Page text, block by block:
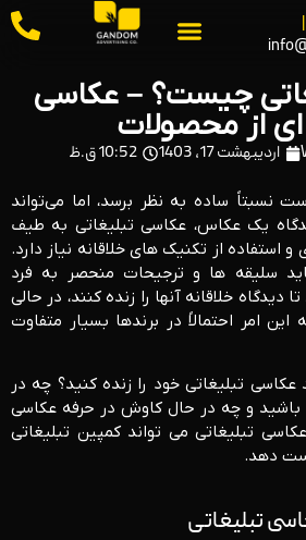
چیست؟ – عکاسی
از محصولات
اردیبهشت 17, 1403
10:52 ق.ظ
نسبتاً ساده به نظر برسد، اما می‌تواند
یک عکاس، عکاسی تبلیغاتی به طیف
از تکنیک های خلاقانه نیاز دارد.
سلیقه ها و ترجیحات منحصر به فرد
دیدگاه خلاقانه آنها را زنده کنند، در حالی
امر احتمالاً در برندها بسیار متفاوت
عکاسی تبلیغاتی خود را زنده کنید؟ چه در
و چه در حال کاوش در حرفه عکاسی
تبلیغاتی می تواند کمپین تبلیغاتی
دهد.
تبلیغاتی